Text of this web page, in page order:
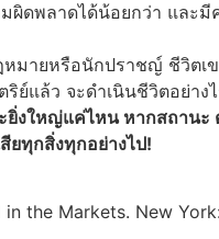
ดพลาดได้น้อยกว่า และ
มายหรือนักปราชญ์ ชีวิตเ
ย์แล้ว จะดำเนินชีวิตอย่าง
งใหญ่แค่ไหน หากสถาน
ทุกสิ่งทุกอย่างไป!
the Markets. New